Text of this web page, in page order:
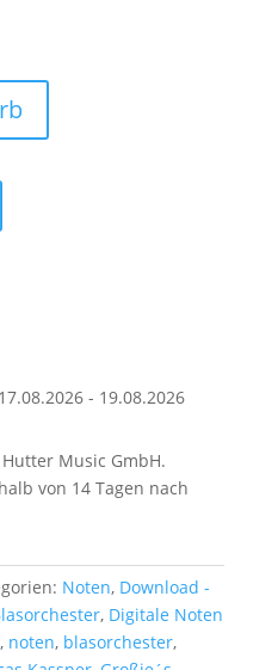
- 19.08.2026
Music GmbH.
von 14 Tagen nach
Noten, Download -
, Digitale Noten
, noten, blasorchester,